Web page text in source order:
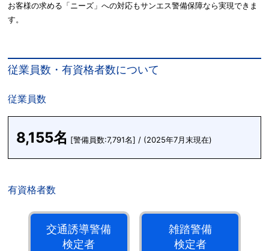
お客様の求める「ニーズ」への対応もサンエス警備保障なら実現できま
す。
従業員数・有資格者数について
従業員数
8,155名 [警備員数:7,791名] / (2025年7月末現在)
有資格者数
交通誘導警備
検定者
雑踏警備
検定者